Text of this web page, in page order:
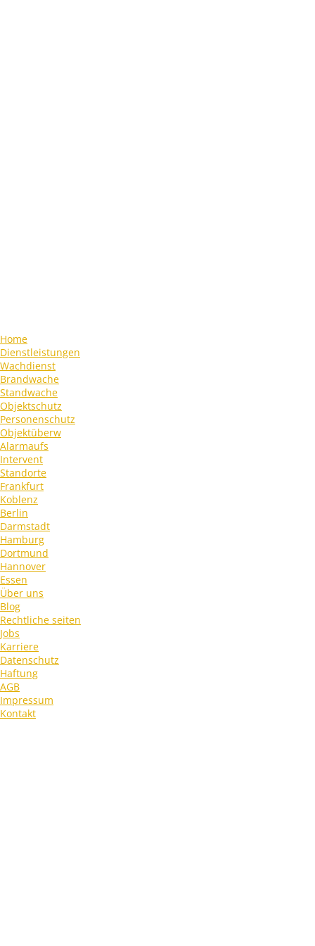
Home
Dienstleistungen
Wachdienst
Brandwache
Standwache
Objektschutz
Personenschutz
Objektüberw
Alarmaufs
Intervent
Standorte
Frankfurt
Koblenz
Berlin
Darmstadt
Hamburg
Dortmund
Hannover
Essen
Über uns
Blog
Rechtliche seiten
Jobs
Karriere
Datenschutz
Haftung
AGB
Impressum
Kontakt